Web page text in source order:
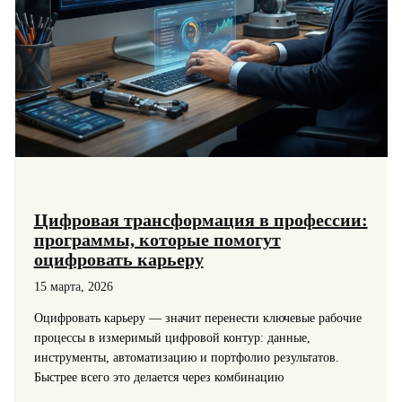
Цифровая трансформация в профессии:
программы, которые помогут
оцифровать карьеру
15 марта, 2026
Оцифровать карьеру — значит перенести ключевые рабочие
процессы в измеримый цифровой контур: данные,
инструменты, автоматизацию и портфолио результатов.
Быстрее всего это делается через комбинацию